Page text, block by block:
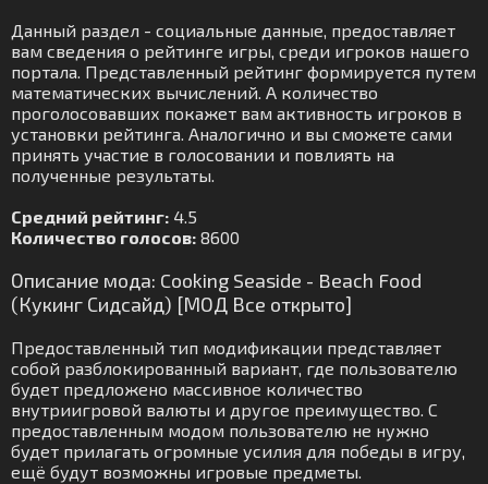
Данный раздел - социальные данные, предоставляет
вам сведения о рейтинге игры, среди игроков нашего
портала. Представленный рейтинг формируется путем
математических вычислений. А количество
проголосовавших покажет вам активность игроков в
установки рейтинга. Аналогично и вы сможете сами
принять участие в голосовании и повлиять на
полученные результаты.
Средний рейтинг: 4.5
Количество голосов: 8600
Описание мода: Cooking Seaside - Beach Food
(Кукинг Сидсайд) [МОД Все открыто]
Предоставленный тип модификации представляет
собой разблокированный вариант, где пользователю
будет предложено массивное количество
внутриигровой валюты и другое преимущество. С
предоставленным модом пользователю не нужно
будет прилагать огромные усилия для победы в игру,
ещё будут возможны игровые предметы.